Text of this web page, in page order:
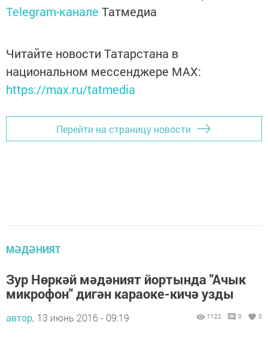
Telegram-канале Татмедиа
Читайте новости Татарстана в
национальном мессенджере MАХ:
https://max.ru/tatmedia
Перейти на страницу новости
МӘДӘНИЯТ
Зур Нөркәй мәдәният йортында "Ачык
микрофон" дигән караоке-кичә узды
автор, 13 июнь 2016 - 09:19 1122 0 0